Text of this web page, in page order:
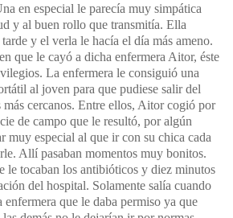
en especial le parecía muy simpática
y al buen rollo que transmitía. Ella
y el verla le hacía el día más ameno.
que le cayó a dicha enfermera Aitor, éste
La enfermera le consiguió una
al joven para que pudiese salir del
cercanos. Entre ellos, Aitor cogió por
de campo que le resultó, por algún
muy especial al que ir con su chica cada
Allí pasaban momentos muy bonitos.
le tocaban los antibióticos y diez minutos
del hospital. Solamente salía cuando
enfermera que le daba permiso ya que